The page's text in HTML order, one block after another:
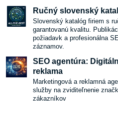
Ručný slovenský
Slovenský katalóg firiem s
garantovanú kvalitu.
požiadavk a profesionálna
záznamov.
SEO agentúra:
reklama
Marketingová a reklamná
služby na zviditeľnenie
zákazníkov